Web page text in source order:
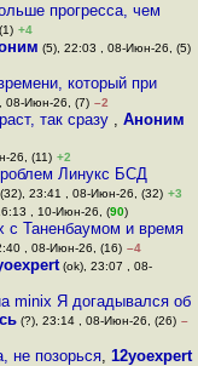
прогресса, чем
+4
(5), 22:03 , 08-Июн-26, (5)
который при
08-Июн-26, (7) –2
так сразу , Аноним
26, (11) +2
Линукс БСД
(32), 23:41 , 08-Июн-26, (32) +3
, 10-Июн-26, (90)
с Таненбаумом и время
, 08-Июн-26, (16) –4
(ok), 23:07 , 08-
minix Я догадывался об
(?), 23:14 , 08-Июн-26, (26) –
не позорься, 12yoexpert